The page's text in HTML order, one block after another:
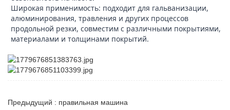
Широкая применимость: подходит для гальванизации,
алюминирования, травления и других процессов
продольной резки, совместим с различными покрытиями,
материалами и толщинами покрытий.
Предыдущий : правильная машина